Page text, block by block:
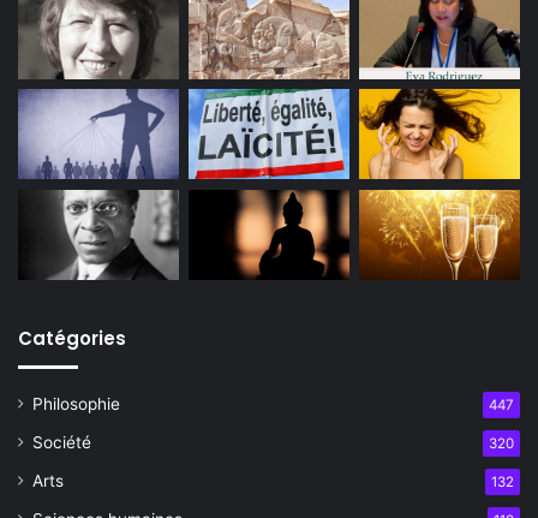
Catégories
Philosophie 447
Société 320
Arts 132